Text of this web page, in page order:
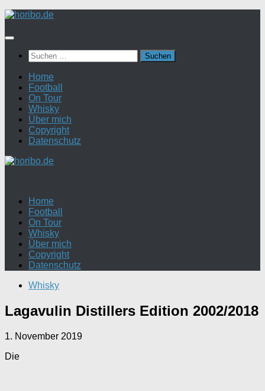
Zum
springen
Suchen
nach:
Home
Football
On Tour
Whisky
Über mich
Copyright
Datenschutz
Home
Football
On Tour
Whisky
Über mich
Copyright
Datenschutz
Whisky
Lagavulin Distillers Edition 2002/2018
1. November 2019
Die